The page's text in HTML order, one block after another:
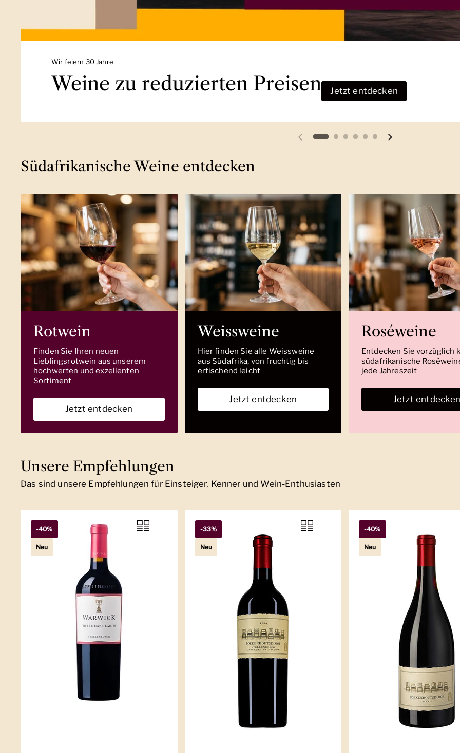
Wir feiern 30 Jahre
Weine zu reduzierten Preisen Jetzt entdecken
Vorherige Folie Nächste Folie
Südafrikanische Weine entdecken
Rotwein
Finden Sie Ihren neuen
Lieblingsrotwein aus unserem
hochwerten und exzellenten
Sortiment
Jetzt entdecken
Weissweine
Hier finden Sie alle Weissweine
aus Südafrika, von fruchtig bis
erfischend leicht
Jetzt entdecken
Roséweine
Entdecken Sie vorzüglich
südafrikanische
jede Jahreszeit
Jetzt
Unsere Empfehlungen
Das sind unsere Empfehlungen für Einsteiger, Kenner und Wein-Enthusiasten
-40%
Neu
-33%
Neu
-40%
Neu